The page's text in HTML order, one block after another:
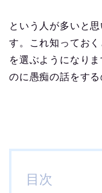
という人が多いと
す。これ知ってお
を選ぶようになり
のに愚痴の話をする
目次